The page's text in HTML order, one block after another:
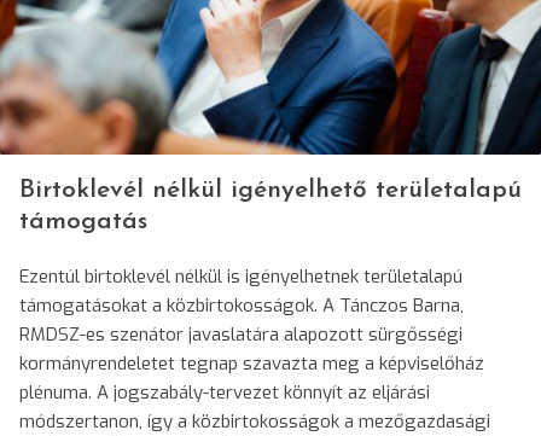
Birtoklevél nélkül igényelhető területalapú
támogatás
Ezentúl birtoklevél nélkül is igényelhetnek területalapú
támogatásokat a közbirtokosságok. A Tánczos Barna,
RMDSZ-es szenátor javaslatára alapozott sürgősségi
kormányrendeletet tegnap szavazta meg a képviselőház
plénuma. A jogszabály-tervezet könnyít az eljárási
módszertanon, így a közbirtokosságok a mezőgazdasági